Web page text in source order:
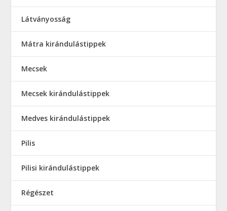
Látványosság
Mátra kirándulástippek
Mecsek
Mecsek kirándulástippek
Medves kirándulástippek
Pilis
Pilisi kirándulástippek
Régészet